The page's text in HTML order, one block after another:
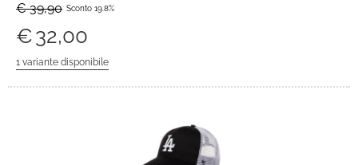
€ 39,90 Sconto 19.8%
€32,00